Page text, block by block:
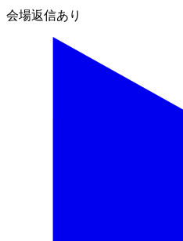
会場返信あり